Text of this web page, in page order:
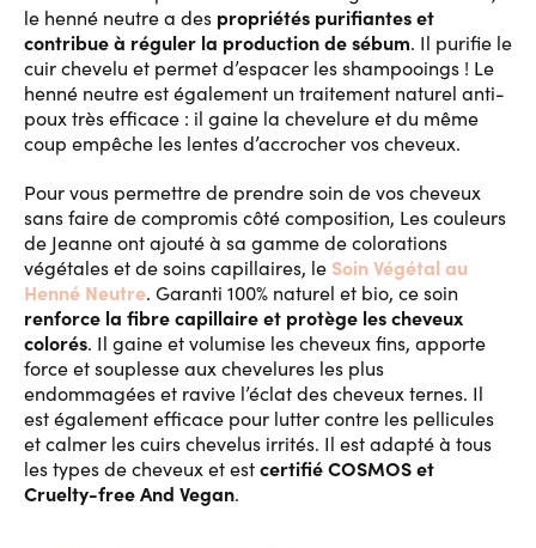
le henné neutre a des propriétés purifiantes et
contribue à réguler la production de sébum. Il purifie le
cuir chevelu et permet d’espacer les shampooings ! Le
henné neutre est également un traitement naturel anti-
poux très efficace : il gaine la chevelure et du même
coup empêche les lentes d’accrocher vos cheveux.
Pour vous permettre de prendre soin de vos cheveux
sans faire de compromis côté composition, Les couleurs
de Jeanne ont ajouté à sa gamme de colorations
végétales et de soins capillaires, le Soin Végétal au
Henné Neutre. Garanti 100% naturel et bio, ce soin
renforce la fibre capillaire et protège les cheveux
colorés. Il gaine et volumise les cheveux fins, apporte
force et souplesse aux chevelures les plus
endommagées et ravive l’éclat des cheveux ternes. Il
est également efficace pour lutter contre les pellicules
et calmer les cuirs chevelus irrités. Il est adapté à tous
les types de cheveux et estcertifié COSMOS et
Cruelty-free And Vegan.